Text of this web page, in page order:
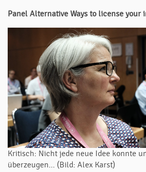
Panel Alternative Ways to license your
Kritisch: Nicht jede neue Idee konnte
überzeugen... (Bild: Alex Karst)